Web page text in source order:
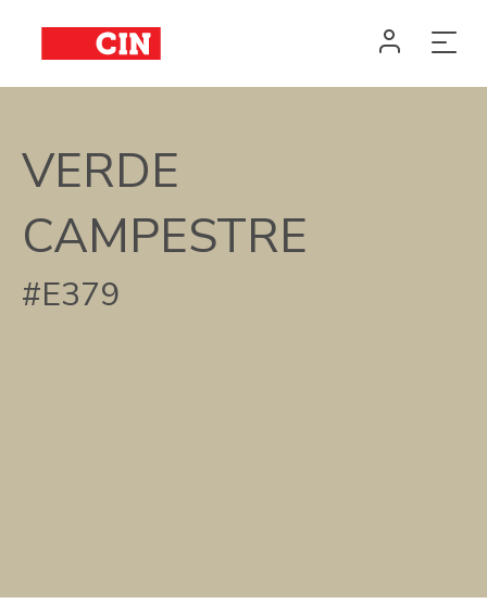
VERDE
CAMPESTRE
#E379